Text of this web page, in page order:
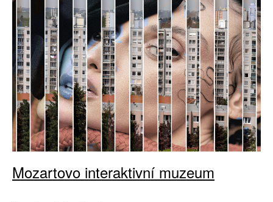
Mozartovo interaktivní muzeum